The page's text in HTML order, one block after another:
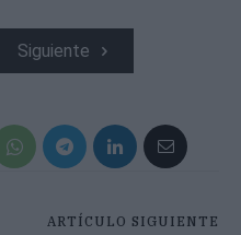
Siguiente
ARTÍCULO SIGUIENTE